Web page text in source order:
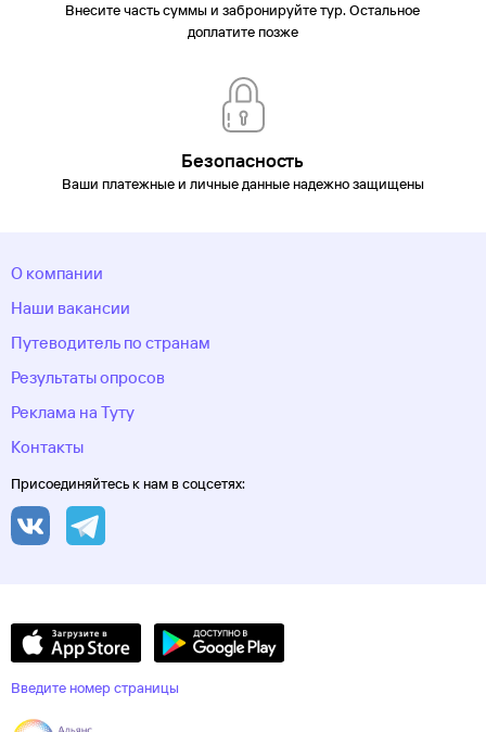
Внесите часть суммы и забронируйте тур. Остальное
доплатите позже
Безопасность
Ваши платежные и личные данные надежно защищены
О компании
Наши вакансии
Путеводитель по странам
Результаты опросов
Реклама на Туту
Контакты
Присоединяйтесь к нам в соцсетях:
Введите номер страницы